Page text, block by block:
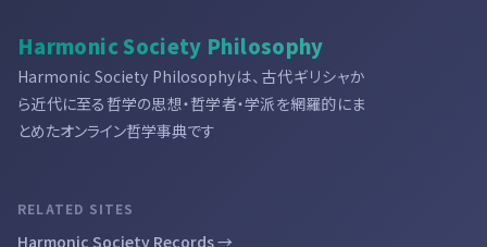
Harmonic Society Philosophy
Harmonic Society Philosophyは、古代ギリシャか
ら近代に至る哲学の思想・哲学者・学派を網羅的にま
とめたオンライン哲学事典です
RELATED SITES
Harmonic Society Records →